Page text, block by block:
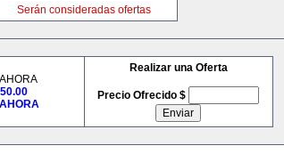
Serán consideradas ofertas
Realizar una Oferta
Precio Ofrecido $